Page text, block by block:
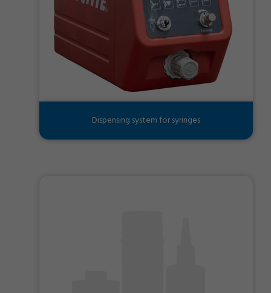
Dispensing system for syringes